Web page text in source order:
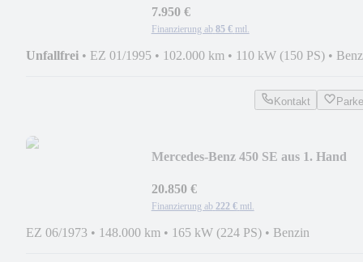
7.950 €
Finanzierung ab 85 € mtl.
Unfallfrei • EZ 01/1995 • 102.000 km • 110 kW (150 PS) •
Kontakt
Mercedes-Benz 450 SE aus 1. Hand
20.850 €
Finanzierung ab 222 € mtl.
EZ 06/1973 • 148.000 km • 165 kW (224 PS) • Benzin